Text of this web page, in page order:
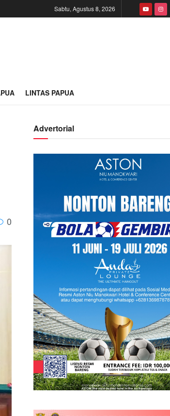
Sabtu, Agustus 8, 2026
LINTAS PAPUA
0
Advertorial